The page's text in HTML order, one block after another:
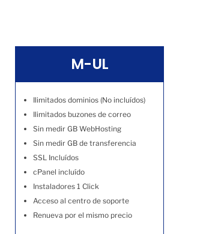
M-UL
Ilimitados dominios (No incluídos)
Ilimitados buzones de correo
Sin medir GB WebHosting
Sin medir GB de transferencia
SSL Incluídos
cPanel incluído
Instaladores 1 Click
Acceso al centro de soporte
Renueva por el mismo precio